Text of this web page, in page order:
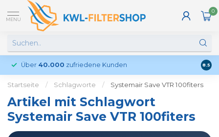
MENU
0
Über 40.000 zufriedene Kunden 8.5
Startseite / Schlagworte / Systemair Save VTR 100fiters
Artikel mit Schlagwort
Systemair Save VTR 100fiters